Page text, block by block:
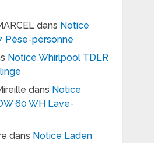
dans Notice
Pèse-personne
Notice Whirlpool TDLR
dans Notice
60 WH Lave-
dans Notice Laden